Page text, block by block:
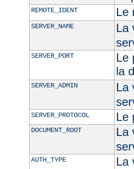
REMOTE_IDENT Le
SERVER_NAME
La
SERVER_PORT
Le
la
SERVER_ADMIN
La
SERVER_PROTOCOL Le
DOCUMENT_ROOT
La
AUTH_TYPE
La